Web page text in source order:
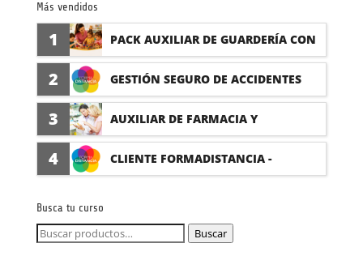
Más vendidos
1 PACK AUXILIAR DE GUARDERÍA CON
PRÁCTICAS
2 GESTIÓN SEGURO DE ACCIDENTES
(PRÁCTICAS FORMATIVAS)
3 AUXILIAR DE FARMACIA Y
PARAFARMACIA CON PRÁCTICAS
4 CLIENTE FORMADISTANCIA -
Busca tu curso
Buscar
Buscar